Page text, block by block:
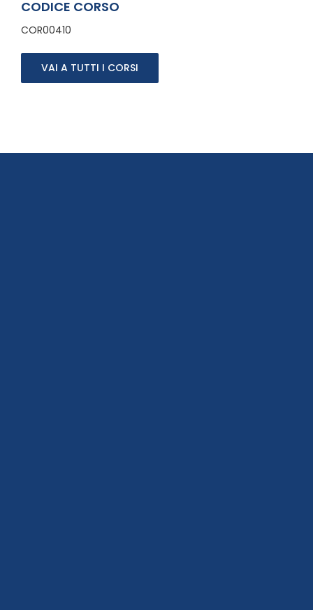
CODICE CORSO
COR00410
VAI A TUTTI I CORSI